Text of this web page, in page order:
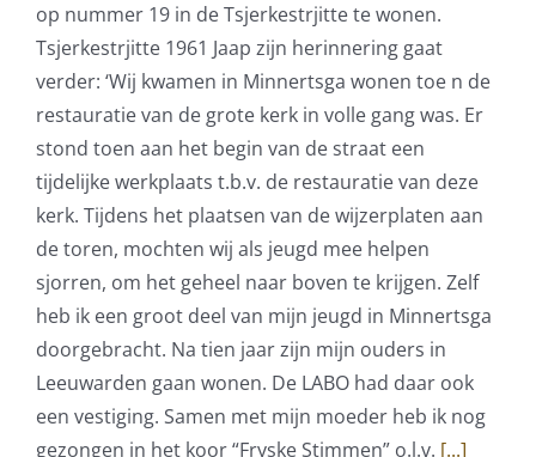
op nummer 19 in de Tsjerkestrjitte te wonen.
Tsjerkestrjitte 1961 Jaap zijn herinnering gaat
verder: ‘Wij kwamen in Minnertsga wonen toe n de
restauratie van de grote kerk in volle gang was. Er
stond toen aan het begin van de straat een
tijdelijke werkplaats t.b.v. de restauratie van deze
kerk. Tijdens het plaatsen van de wijzerplaten aan
de toren, mochten wij als jeugd mee helpen
sjorren, om het geheel naar boven te krijgen. Zelf
heb ik een groot deel van mijn jeugd in Minnertsga
doorgebracht. Na tien jaar zijn mijn ouders in
Leeuwarden gaan wonen. De LABO had daar ook
een vestiging. Samen met mijn moeder heb ik nog
gezongen in het koor “Fryske Stimmen” o.l.v. [...]